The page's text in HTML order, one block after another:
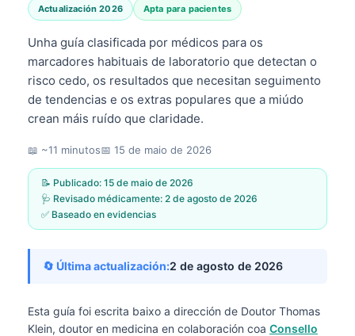
Actualización 2026 Apta para pacientes
Unha guía clasificada por médicos para os
marcadores habituais de laboratorio que detectan o
risco cedo, os resultados que necesitan seguimento
de tendencias e os extras populares que a miúdo
crean máis ruído que claridade.
📖 ~11 minutos📅 15 de maio de 2026
📝 Publicado: 15 de maio de 2026
🩺 Revisado médicamente: 2 de agosto de 2026
✅ Baseado en evidencias
🔄 Última actualización:2 de agosto de 2026
Esta guía foi escrita baixo a dirección de Doutor Thomas
Klein, doutor en medicina en colaboración coa Consello